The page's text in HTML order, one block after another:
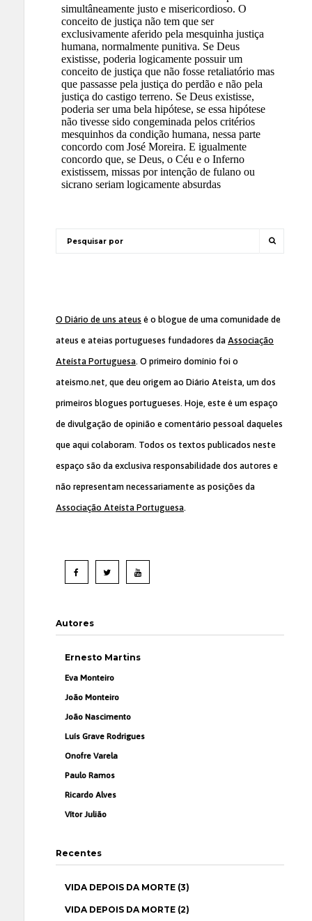
O Diário de uns ateus é o blogue de uma comunidade de
ateus e ateias portugueses fundadores da Associação
Ateísta Portuguesa. O primeiro domínio foi o
ateismo.net, que deu origem ao Diário Ateísta, um dos
primeiros blogues portugueses. Hoje, este é um espaço
de divulgação de opinião e comentário pessoal daqueles
que aqui colaboram. Todos os textos publicados neste
espaço são da exclusiva responsabilidade dos autores e
não representam necessariamente as posições da
Associação Ateísta Portuguesa.
Autores
Ernesto Martins
Eva Monteiro
João Monteiro
João Nascimento
Luís Grave Rodrigues
Onofre Varela
Paulo Ramos
Ricardo Alves
Vítor Julião
Recentes
VIDA DEPOIS DA MORTE (3)
VIDA DEPOIS DA MORTE (2)